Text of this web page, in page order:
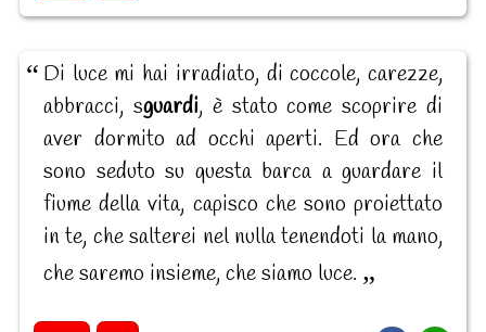
Di luce mi hai irradiato, di coccole, carezze,
abbracci, sguardi, è stato come scoprire di
aver dormito ad occhi aperti. Ed ora che
sono seduto su questa barca a guardare il
fiume della vita, capisco che sono proiettato
in te, che salterei nel nulla tenendoti la mano,
che saremo insieme, che siamo luce.